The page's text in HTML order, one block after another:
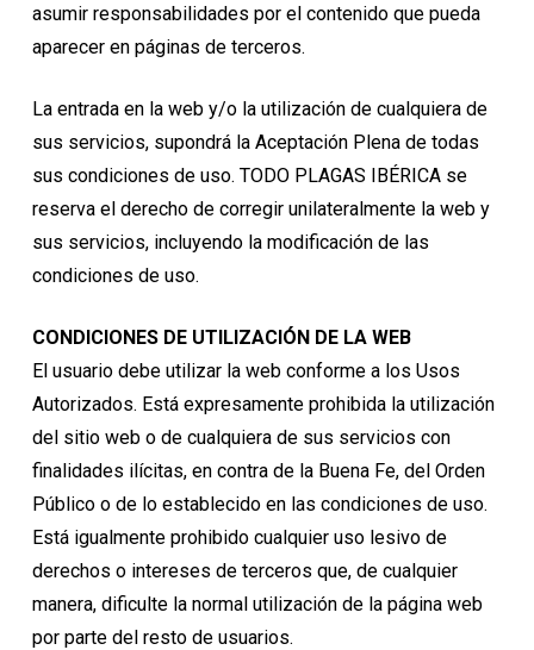
asumir responsabilidades por el contenido que pueda
aparecer en páginas de terceros.
La entrada en la web y/o la utilización de cualquiera de
sus servicios, supondrá la Aceptación Plena de todas
sus condiciones de uso. TODO PLAGAS IBÉRICA se
reserva el derecho de corregir unilateralmente la web y
sus servicios, incluyendo la modificación de las
condiciones de uso.
CONDICIONES DE UTILIZACIÓN DE LA WEB
El usuario debe utilizar la web conforme a los Usos
Autorizados. Está expresamente prohibida la utilización
del sitio web o de cualquiera de sus servicios con
finalidades ilícitas, en contra de la Buena Fe, del Orden
Público o de lo establecido en las condiciones de uso.
Está igualmente prohibido cualquier uso lesivo de
derechos o intereses de terceros que, de cualquier
manera, dificulte la normal utilización de la página web
por parte del resto de usuarios.